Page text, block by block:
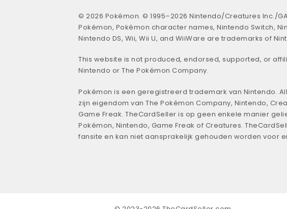
© 2026 Pokémon. © 1995–2026 Nintendo/Creatures Inc./
Pokémon, Pokémon character names, Nintendo Switch,
Nintendo DS, Wii, Wii U, and WiiWare are trademarks of
This website is not produced, endorsed, supported, or
Nintendo or The Pokémon Company.
Pokémon is een geregistreerd trademark van Nintendo.
zijn eigendom van The Pokémon Company, Nintendo,
Game Freak. TheCardSeller is op geen enkele manier
Pokémon, Nintendo, Game Freak of Creatures.
fansite en kan niet aansprakelijk gehouden worden voor